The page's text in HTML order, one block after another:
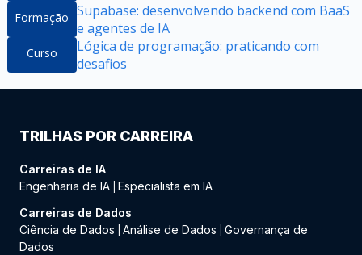
Formação Supabase: desenvolvendo backend com BaaS
e agentes de IA
Curso
Lógica de programação: praticando com
desafios
TRILHAS POR CARREIRA
Carreiras de IA
Engenharia de IA Especialista em IA
Carreiras de Dados
Ciência de Dados
Análise de Dados
Governança de
Dados